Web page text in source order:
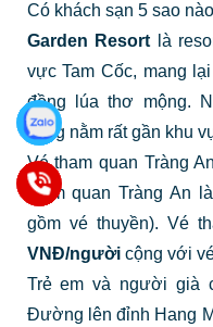
Có khách sạn 5 sao
Garden Resort là
vực Tam Cốc, mang
đồng lúa thơ mộng.
cũng nằm rất gần khu
Vé tham quan Tràng
tham quan Tràng An
gồm vé thuyền). Vé
VNĐ/ngườicộng với
Trẻ em và người già
Đường lên đỉnh Hang